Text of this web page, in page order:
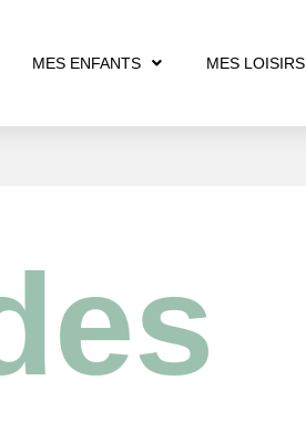
MES ENFANTS MES LOISIRS